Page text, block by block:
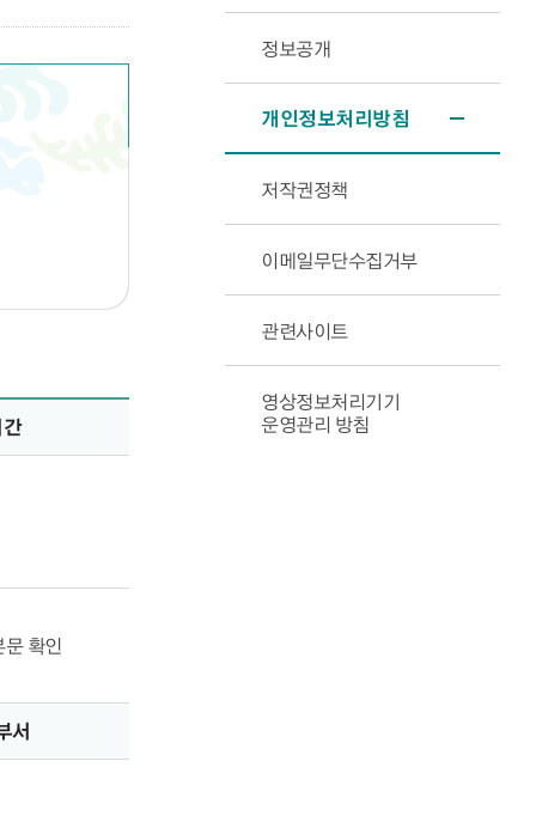
정보공개
개인정보처리방침
저작권정책
이메일무단수집거부
관련사이트
영상정보처리기기
운영관리 방침
문 확인
서